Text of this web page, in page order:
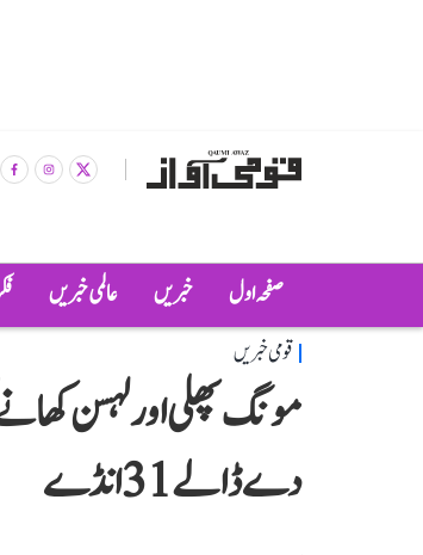
صفحہ اول خبریں عالمی خبریں
قومی خبریں
مونگ پھلی اور لہسن
دے ڈالے 31 انڈے